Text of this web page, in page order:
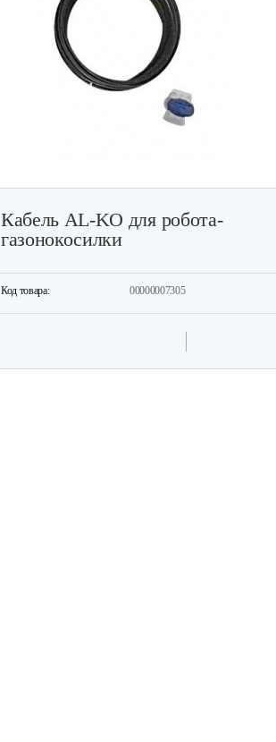
Кабель AL-KO для робота-
газонокосилки
Код товара: 00000007305